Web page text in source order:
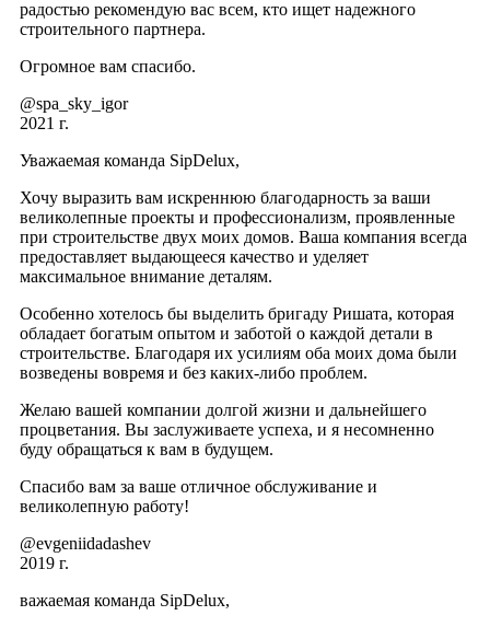
радостью рекомендую вас всем, кто ищет надежного
строительного партнера.
Огромное вам спасибо.
@spa_sky_igor
2021 г.
Уважаемая команда SipDelux,
Хочу выразить вам искреннюю благодарность за ваши
великолепные проекты и профессионализм, проявленные
при строительстве двух моих домов. Ваша компания всегда
предоставляет выдающееся качество и уделяет
максимальное внимание деталям.
Особенно хотелось бы выделить бригаду Ришата, которая
обладает богатым опытом и заботой о каждой детали в
строительстве. Благодаря их усилиям оба моих дома были
возведены вовремя и без каких-либо проблем.
Желаю вашей компании долгой жизни и дальнейшего
процветания. Вы заслуживаете успеха, и я несомненно
буду обращаться к вам в будущем.
Спасибо вам за ваше отличное обслуживание и
великолепную работу!
@evgeniidadashev
2019 г.
важаемая команда SipDelux,